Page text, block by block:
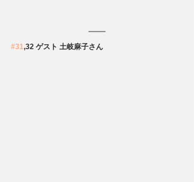
#31,32 ゲスト 土岐麻子さん